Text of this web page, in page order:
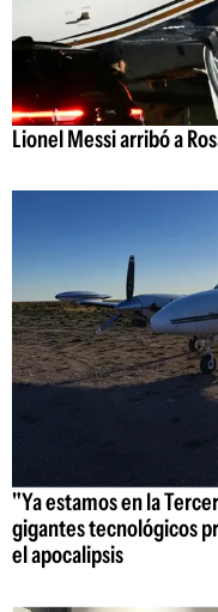
Lionel Messi arribó a
"Ya estamos en la
gigantes tecnológicos
el apocalipsis